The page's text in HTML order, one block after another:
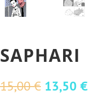
SAPHARI
15,00€ O
13,50 €O